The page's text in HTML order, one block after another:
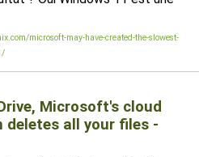
microsoft-may-have-created-the-slowest-
Microsoft's cloud
all your files -